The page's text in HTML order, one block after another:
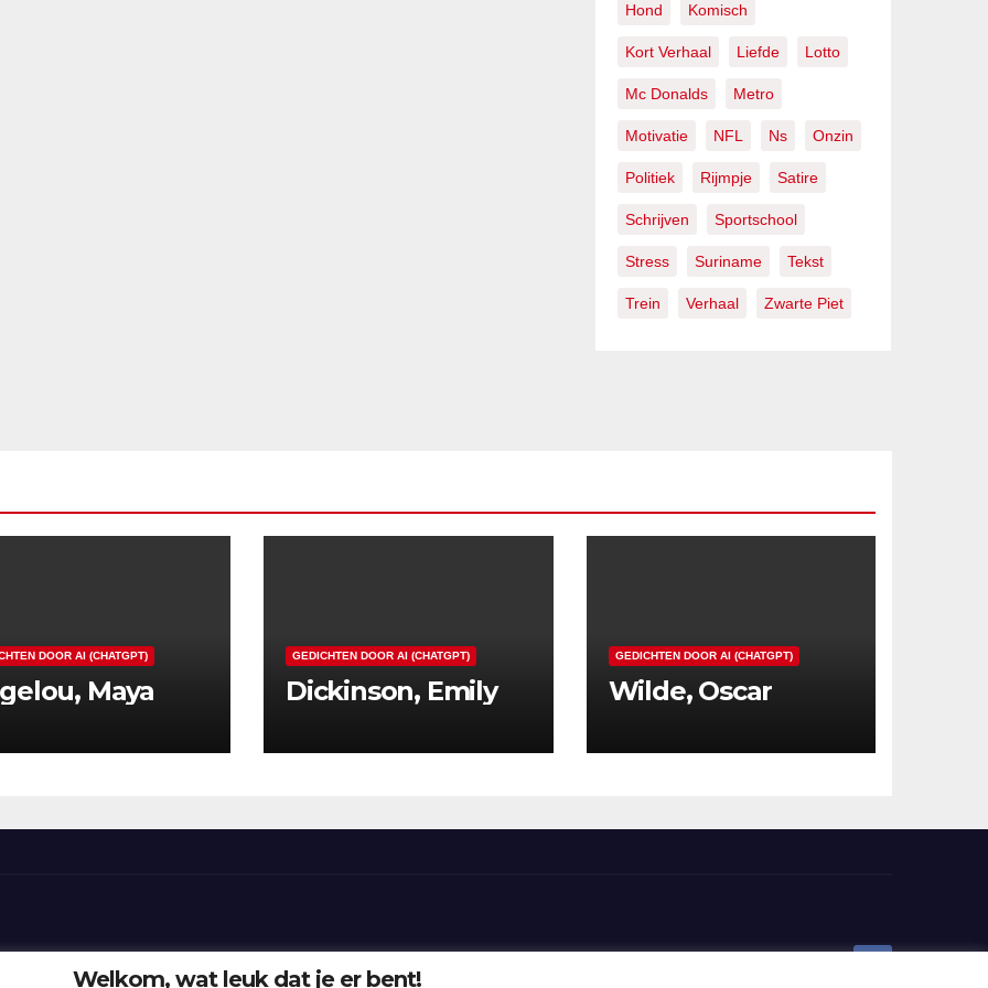
Hond Komisch
Kort Verhaal Liefde Lotto
Mc Donalds Metro
Motivatie NFL Ns Onzin
Politiek Rijmpje Satire
Schrijven Sportschool
Stress Suriname Tekst
Trein Verhaal Zwarte Piet
DOOR AI (CHATGPT)
Maya
GEDICHTEN DOOR AI (CHATGPT)
Dickinson, Emily
GEDICHTEN DOOR AI (CHATGPT)
Wilde, Oscar
Welkom, wat leuk dat je er bent!